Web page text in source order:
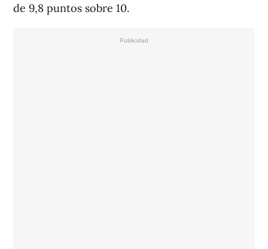
de 9,8 puntos sobre 10.